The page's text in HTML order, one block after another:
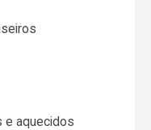
e aquecidos